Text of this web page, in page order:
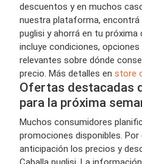
descuentos y en muchos
nuestra plataforma, encontrá
puglisi y ahorrá en tu
incluye condiciones,
relevantes sobre dónde
precio. Más detalles en store
Ofertas destacadas
para la próxima
Muchos consumidores
promociones disponibles.
anticipación los precios y